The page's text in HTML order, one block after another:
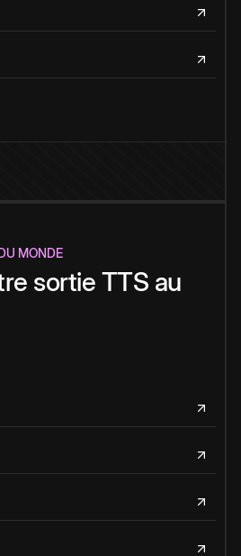
MONDE
sortie TTS au